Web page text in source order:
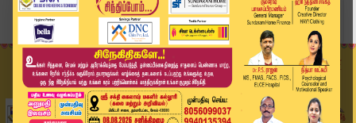
Home
வீடியோ ஸ்டோரி
Headlines Now | 6 PM Headlines | 25 NOV 2025 | ...